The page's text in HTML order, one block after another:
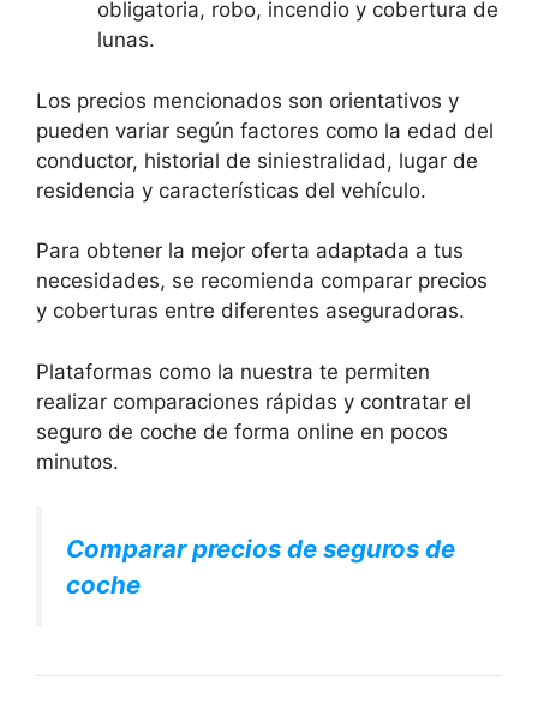
obligatoria, robo, incendio y cobertura de
lunas.
Los precios mencionados son orientativos y
pueden variar según factores como la edad del
conductor, historial de siniestralidad, lugar de
residencia y características del vehículo.
Para obtener la mejor oferta adaptada a tus
necesidades, se recomienda comparar precios
y coberturas entre diferentes aseguradoras.
Plataformas como la nuestra te permiten
realizar comparaciones rápidas y contratar el
seguro de coche de forma online en pocos
minutos.
Comparar precios de seguros de
coche